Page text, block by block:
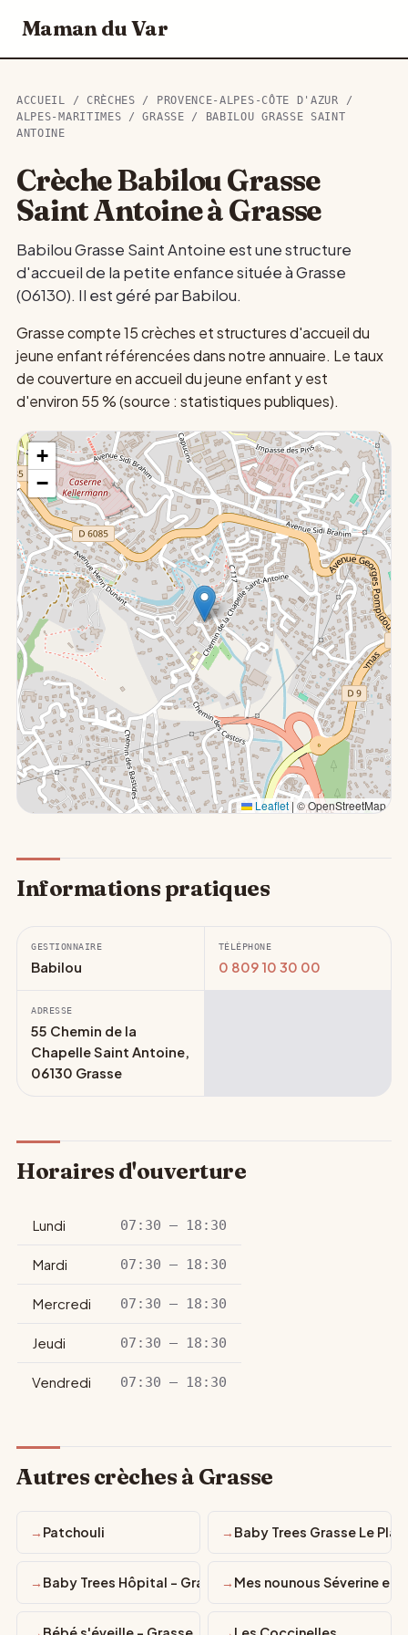
Maman du Var
ACCUEIL / CRÈCHES / PROVENCE-ALPES-CÔTE D'AZUR /
ALPES-MARITIMES /GRASSE / BABILOU GRASSE SAINT
ANTOINE
Crèche Babilou Grasse
Saint Antoine à Grasse
Babilou Grasse Saint Antoine est une structure
d'accueil de la petite enfance située à Grasse
(06130). Il est géré par Babilou.
Grasse compte 15 crèches et structures d'accueil du
jeune enfant référencées dans notre annuaire. Le taux
de couverture en accueil du jeune enfant y est
d'environ 55 % (source : statistiques publiques).
+
−
Leaflet | © OpenStreetMap
Informations pratiques
GESTIONNAIRE
Babilou
TÉLÉPHONE
0 809 10 30 00
ADRESSE
55 Chemin de la
Chapelle Saint Antoine,
06130 Grasse
Horaires d'ouverture
Lundi 07:30 – 18:30
Mardi 07:30 – 18:30
Mercredi 07:30 – 18:30
Jeudi 07:30 – 18:30
Vendredi 07:30 – 18:30
Autres crèches à Grasse
Patchouli Baby Trees Grasse Le Plan
Baby Trees Hôpital - Grasse Mes nounous Séverine et